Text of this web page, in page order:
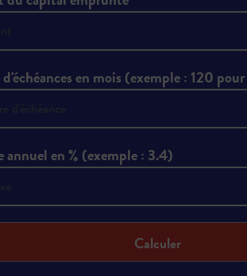
en mois (exemple : 120
annuel en % (exemple : 3.4)
Calculer